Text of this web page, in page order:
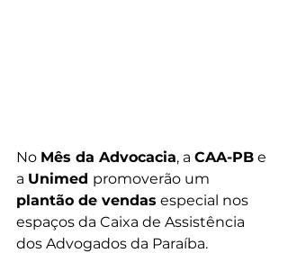
No Mês da Advocacia, a CAA-PB e
a Unimed promoverão um
plantão de vendas especial nos
espaços da Caixa de Assistência
dos Advogados da Paraíba.